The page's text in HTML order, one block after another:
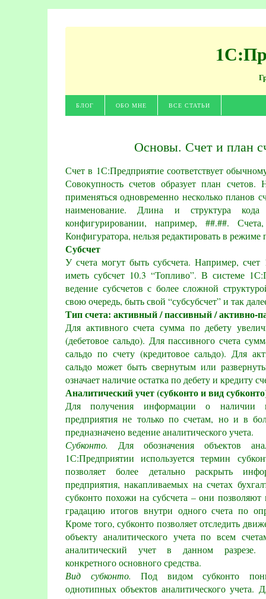
БЛОГ ОБО МНЕ ВСЕ СТАТЬИ
Основы. Счет и план
Счет в 1С:Предприятие соответствует
Совокупность счетов образует план
применяться одновременно несколько планов
наименование. Длина и структура кода
конфигурировании, например, ##.##.
Конфигуратора, нельзя редактировать в режиме
Субсчет
У счета могут быть субсчета. Например,
иметь субсчет 10.3 “Топливо”. В системе
ведение субсчетов с более сложной
свою очередь, быть свой “субсубсчет” и так
Тип счета: активный / пассивный / активно-
Для активного счета сумма по дебету
(дебетовое сальдо). Для пассивного счета
сальдо по счету (кредитовое сальдо). Для
сальдо может быть свернутым или
означает наличие остатка по дебету и кредиту
Аналитический учет (субконто и вид
Для получения информации о наличии
предприятия не только по счетам, но и в
предназначено ведение аналитического учета.
Субконто. Для обозначения объектов
1С:Предприятии используется термин
позволяет более детально раскрыть
предприятия, накапливаемых на счетах
субконто похожи на субсчета – они
градацию итогов внутри одного счета по
Кроме того, субконто позволяет отследить
объекту аналитического учета по всем
аналитический учет в данном разрезе.
конкретного основного средства.
Вид субконто. Под видом субконто
однотипных объектов аналитического учета.